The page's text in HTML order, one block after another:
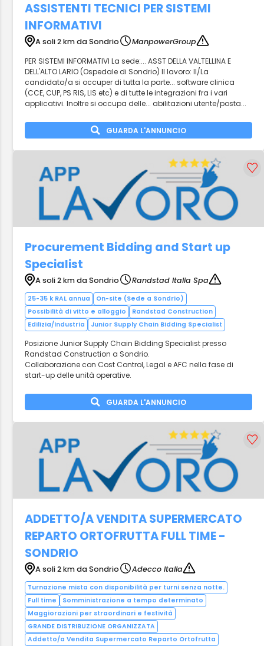
ASSISTENTI TECNICI PER SISTEMI
INFORMATIVI
A soli 2 km da Sondrio
ManpowerGroup
PER SISTEMI INFORMATIVI La sede:... ASST DELLA VALTELLINA E
DELL'ALTO LARIO (Ospedale di Sondrio) Il lavoro: Il/La
candidato/a si occuper di tutta la parte... software clinica
(CCE, CUP, PS RIS, LIS etc) e di tutte le integrazioni fra i vari
applicativi. Inoltre si occupa delle... abilitazioni utente/posta...
GUARDA L'ANNUNCIO
Procurement Bidding and Start up
Specialist
A soli 2 km da Sondrio Randstad Italia Spa
25-35 k RAL annua
On-site (Sede a Sondrio)
Possibilità di vitto e alloggio
Randstad Construction
Edilizia/Industria
Junior Supply Chain Bidding Specialist
Posizione Junior Supply Chain Bidding Specialist presso
Randstad Construction a Sondrio.
Collaborazione con Cost Control, Legal e AFC nella fase di
start-up delle unità operative.
GUARDA L'ANNUNCIO
ADDETTO/A VENDITA SUPERMERCATO
REPARTO ORTOFRUTTA FULL TIME -
SONDRIO
A soli 2 km da Sondrio Adecco Italia
Turnazione mista con disponibilità per turni senza notte.
Full time
Somministrazione a tempo determinato
Maggiorazioni per straordinari e festività
GRANDE DISTRIBUZIONE ORGANIZZATA
Addetto/a Vendita Supermercato Reparto Ortofrutta